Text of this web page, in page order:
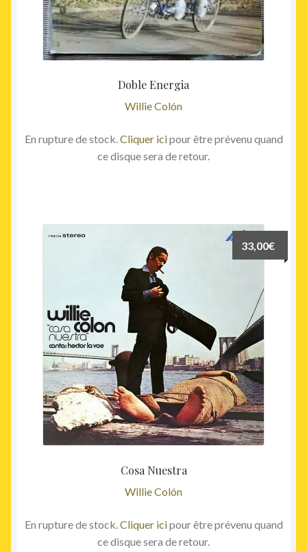
Doble Energia
Willie Colón
En rupture de stock. Cliquer icipour être prévenu quand
ce disque sera de retour.
Cosa Nuestra
Willie Colón
33,00€
En rupture de stock. Cliquer icipour être prévenu quand
ce disque sera de retour.